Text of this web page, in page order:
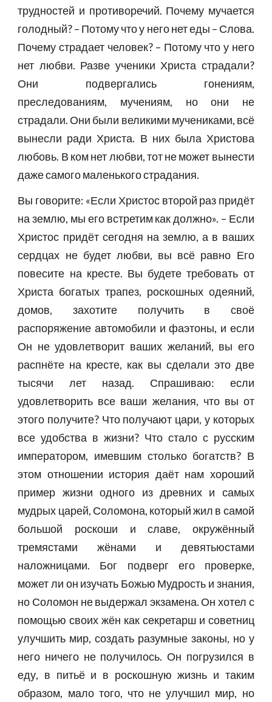
трудностей и противоречий. Почему мучается
голодный? – Потому что у него нет еды – Слова.
Почему страдает человек? – Потому что у него
нет любви. Разве ученики Христа страдали?
Они подвергались гонениям,
преследованиям, мучениям, но они не
страдали. Они были великими мучениками, всё
вынесли ради Христа. В них была Христова
любовь. В ком нет любви, тот не может вынести
даже самого маленького страдания.
Вы говорите: «Если Христос второй раз придёт
на землю, мы его встретим как должно». – Если
Христос придёт сегодня на землю, а в ваших
сердцах не будет любви, вы всё равно Его
повесите на кресте. Вы будете требовать от
Христа богатых трапез, роскошных одеяний,
домов, захотите получить в своё
распоряжение автомобили и фаэтоны, и если
Он не удовлетворит ваших желаний, вы его
распнёте на кресте, как вы сделали это две
тысячи лет назад. Спрашиваю: если
удовлетворить все ваши желания, что вы от
этого получите? Что получают цари, у которых
все удобства в жизни? Что стало с русским
императором, имевшим столько богатств? В
этом отношении история даёт нам хороший
пример жизни одного из древних и самых
мудрых царей, Соломона, который жил в самой
большой роскоши и славе, окружённый
тремястами жёнами и девятьюстами
наложницами. Бог подверг его проверке,
может ли он изучать Божью Мудрость и знания,
но Соломон не выдержал экзамена. Он хотел с
помощью своих жён как секретарш и советниц
улучшить мир, создать разумные законы, но у
него ничего не получилось. Он погрузился в
еду, в питьё и в роскошную жизнь и таким
образом, мало того, что не улучшил мир, но